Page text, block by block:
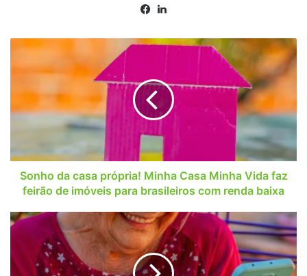
Facebook
Sonho
Minha
Casa
faz
feirão
para
brasileiros
renda
baixa
Sonho da casa própria! Minha Casa Minha Vida faz
feirão de imóveis para brasileiros com renda baixa
Governo
emite
para